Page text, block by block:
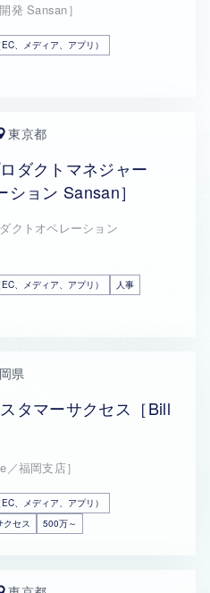
発 Sansan］
、メディア、アプリ）
東京都
ダクトマネジャー
ション Sansan］
クトオペレーション
、メディア、アプリ）
人事
県
タマーサクセス［Bill
福岡支店］
、メディア、アプリ）
クセス
500万～